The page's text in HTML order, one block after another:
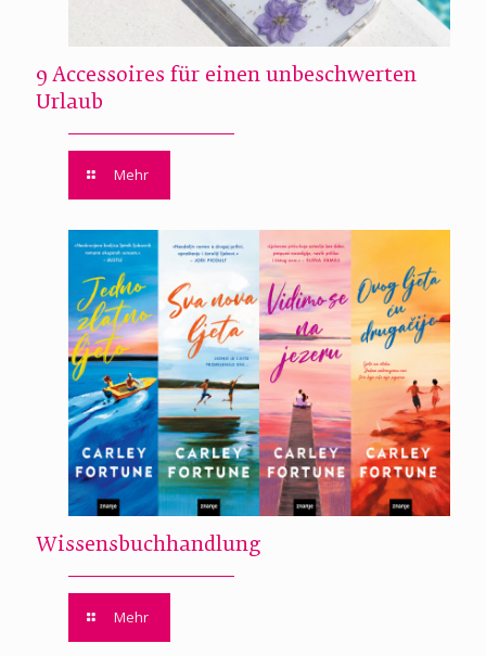
9 Accessoires für einen unbeschwerten
Urlaub
Mehr
Wissensbuchhandlung
Mehr